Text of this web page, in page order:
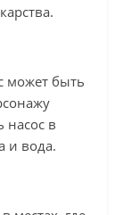
может быть
насос в
и вода.